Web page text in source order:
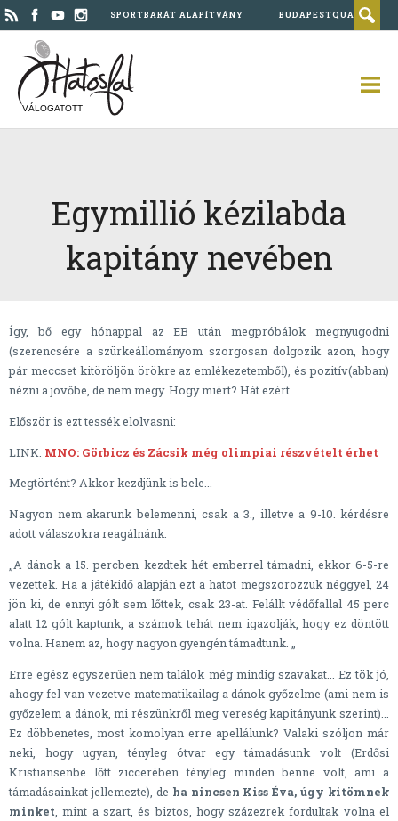
SPORTBARÁT ALAPÍTVÁNY BUDAPESTQUAD
VÁLOGATOTT
Egymillió kézilabda
kapitány nevében
Így, bő egy hónappal az EB után megpróbálok megnyugodni
(szerencsére a szürkeállományom szorgosan dolgozik azon, hogy
pár meccset kitöröljön örökre az emlékezetemből), és pozitív(abban)
nézni a jövőbe, de nem megy. Hogy miért? Hát ezért...
Először is ezt tessék elolvasni:
LINK: MNO: Görbicz és Zácsik még olimpiai részvételt érhet
Megtörtént? Akkor kezdjünk is bele...
Nagyon nem akarunk belemenni, csak a 3., illetve a 9-10. kérdésre
adott válaszokra reagálnánk.
„A dánok a 15. percben kezdtek hét emberrel támadni, ekkor 6-5-re
vezettek. Ha a játékidő alapján ezt a hatot megszorozzuk néggyel, 24
jön ki, de ennyi gólt sem lőttek, csak 23-at. Felállt védőfallal 45 perc
alatt 12 gólt kaptunk, a számok tehát nem igazolják, hogy ez döntött
volna. Hanem az, hogy nagyon gyengén támadtunk. „
Erre egész egyszerűen nem találok még mindig szavakat... Ez tök jó,
ahogy fel van vezetve matematikailag a dánok győzelme (ami nem is
győzelem a dánok, mi részünkről meg vereség kapitányunk szerint)...
Ez döbbenetes, most komolyan erre apellálunk? Valaki szóljon már
neki, hogy ugyan, tényleg ótvar egy támadásunk volt (Erdősi
Kristiansenbe lőtt ziccerében tényleg minden benne volt, ami a
támadásainkat jellemezte), de ha nincsen Kiss Éva, úgy kitömnek
minket , mint a szart, és biztos, hogy százezrek fordultak volna el